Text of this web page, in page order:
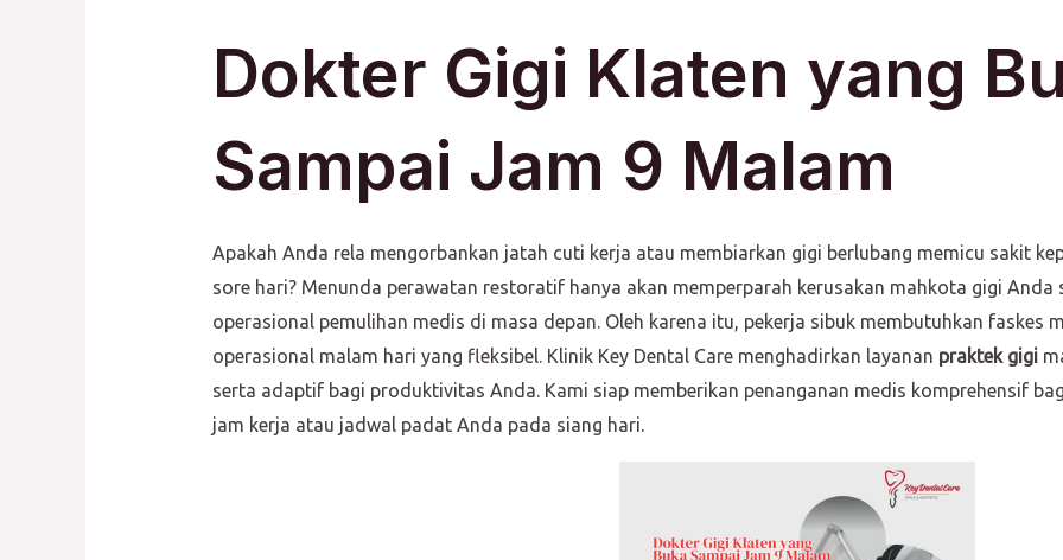
Dokter Gigi Klaten yang
Sampai Jam 9 Malam
Apakah Anda rela mengorbankan jatah cuti kerja atau membiarkan gigi berlubang memicu sakit
sore hari? Menunda perawatan restoratif hanya akan memperparah kerusakan mahkota gigi
operasional pemulihan medis di masa depan. Oleh karena itu, pekerja sibuk membutuhkan faskes
operasional malam hari yang fleksibel. Klinik Key Dental Care menghadirkan layanan praktek gigi
serta adaptif bagi produktivitas Anda. Kami siap memberikan penanganan medis komprehensif
jam kerja atau jadwal padat Anda pada siang hari.